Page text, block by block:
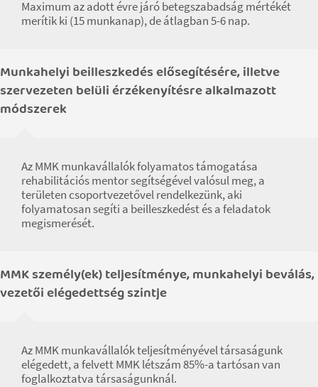
Maximum az adott évre járó betegszabadság mértékét
merítik ki (15 munkanap), de átlagban 5-6 nap.
Munkahelyi beilleszkedés elősegítésére, illetve
szervezeten belüli érzékenyítésre alkalmazott
módszerek
Az MMK munkavállalók folyamatos támogatása
rehabilitációs mentor segítségével valósul meg, a
területen csoportvezetővel rendelkezünk, aki
folyamatosan segíti a beilleszkedést és a feladatok
megismerését.
MMK személy(ek) teljesítménye, munkahelyi beválás,
vezetői elégedettség szintje
Az MMK munkavállalók teljesítményével társaságunk
elégedett, a felvett MMK létszám 85%-a tartósan van
foglalkoztatva társaságunknál.